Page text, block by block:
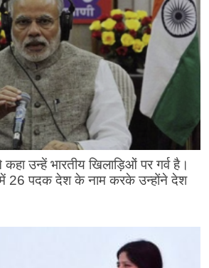
उन्हें भारतीय खिलाड़िओं पर गर्व है।
में 26 पदक देश के नाम करके उन्होंने देश